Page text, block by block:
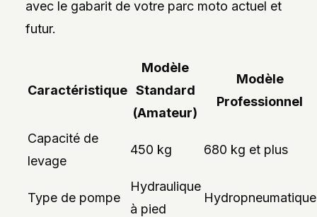
avec le gabarit de votre parc moto actuel et
futur.
Caractéristique
Modèle
Standard
(Amateur)
Modèle
Professionnel
Capacité de
levage
450 kg 680 kg et plus
Type de pompe
Hydraulique
à pied
Hydropneumatique